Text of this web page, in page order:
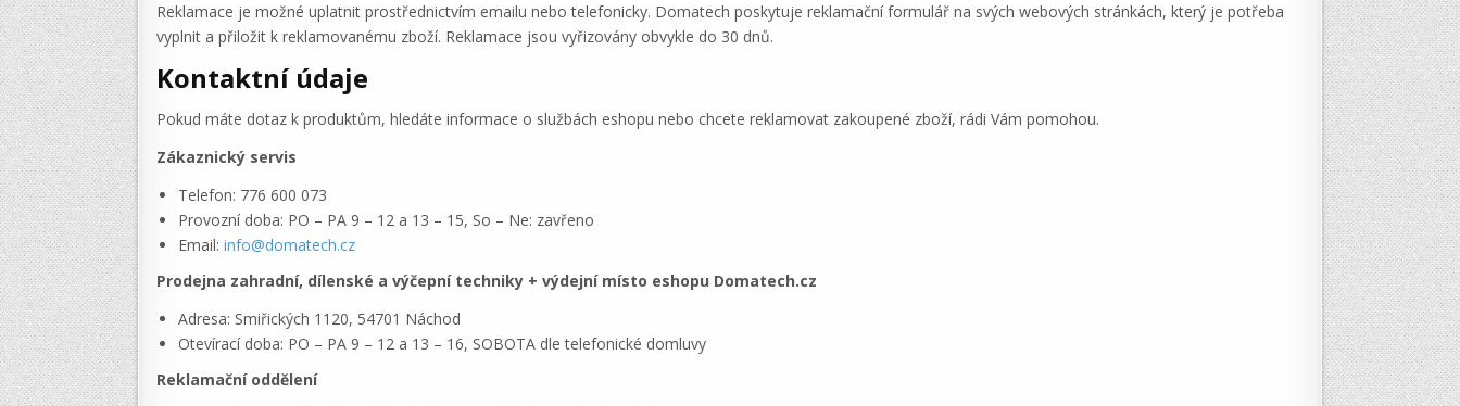
Reklamace je možné uplatnit prostřednictvím emailu nebo telefonicky. Domatech poskytuje reklamační formulář na svých webových stránkách, který je potřeba
vyplnit a přiložit k reklamovanému zboží. Reklamace jsou vyřizovány obvykle do 30 dnů.
Kontaktní údaje
Pokud máte dotaz k produktům, hledáte informace o službách eshopu nebo chcete reklamovat zakoupené zboží, rádi Vám pomohou.
Zákaznický servis
Telefon: 776 600 073
Provozní doba: PO – PA 9 – 12 a 13 – 15, So – Ne: zavřeno
Email: info@domatech.cz
Prodejna zahradní, dílenské a výčepní techniky + výdejní místo eshopu Domatech.cz
Adresa: Smiřických 1120, 54701 Náchod
Otevírací doba: PO – PA 9 – 12 a 13 – 16, SOBOTA dle telefonické domluvy
Reklamační oddělení